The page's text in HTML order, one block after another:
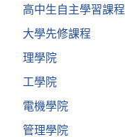
高中生自主學習課程
大學先修課程
理學院
工學院
電機學院
管理學院